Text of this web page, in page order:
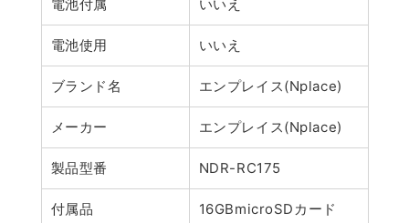
電池付属 いいえ
電池使用 いいえ
ブランド名 エンプレイス(Nplace)
メーカー エンプレイス(Nplace)
製品型番 NDR-RC175
付属品 16GBmicroSDカード